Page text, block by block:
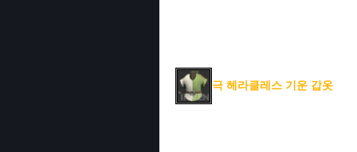
극 헤라클레스 기운 갑옷